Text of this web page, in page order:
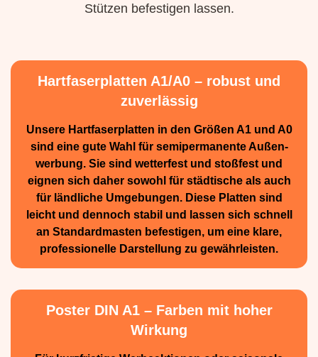
Stützen befestigen lassen.
Hartfaserplatten A1/A0 – robust und
zuverlässig
Unsere Hartfaserplatten in den Größen A1 und A0
sind eine gute Wahl für semiperma­nente Außen­
werbung. Sie sind wetterfest und stoßfest und
eignen sich daher sowohl für städtische als auch
für ländliche Umge­bungen. Diese Platten sind
leicht und dennoch stabil und lassen sich schnell
an Standard­masten befestigen, um eine klare,
professionelle Darstellung zu gewährleisten.
Poster DIN A1 – Farben mit hoher
Wirkung